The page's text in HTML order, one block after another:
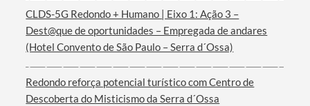
CLDS-5G Redondo + Humano | Eixo 1: Ação 3 –
Dest@que de oportunidades – Empregada de andares
(Hotel Convento de São Paulo – Serra d´Ossa)
Redondo reforça potencial turístico com Centro de
Descoberta do Misticismo da Serra d´Ossa